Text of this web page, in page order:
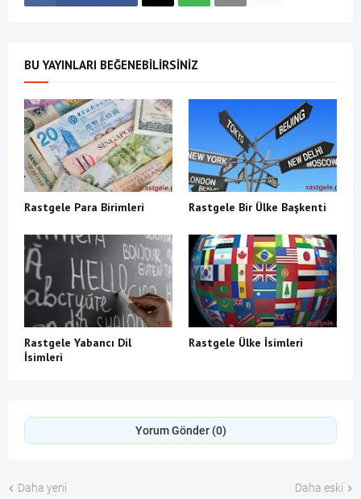
BU YAYINLARI BEĞENEBILIRSINIZ
Rastgele Para Birimleri Rastgele Bir Ülke Başkenti
Rastgele Yabancı Dil
İsimleri
Rastgele Ülke İsimleri
Yorum Gönder (0)
Daha yeni Daha eski